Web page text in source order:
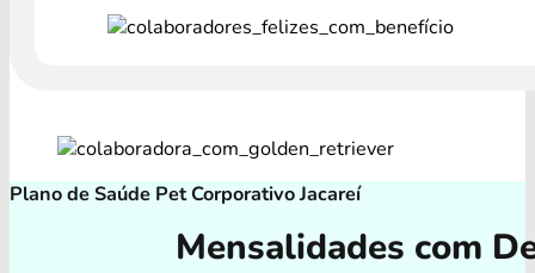
Plano de Saúde Pet Corporativo Jacareí
Mensalidades com